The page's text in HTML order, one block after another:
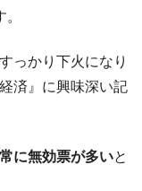
た延滞者に転
供給装甲車両･珍
入」絶好調。半導
る
っかり下火になり
済』に興味深い記
に無効票が多いと